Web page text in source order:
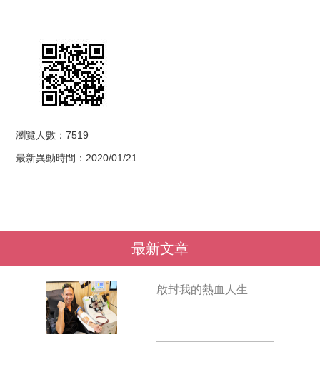
瀏覽人數：7519
最新異動時間：2020/01/21
最新文章
啟封我的熱血人生